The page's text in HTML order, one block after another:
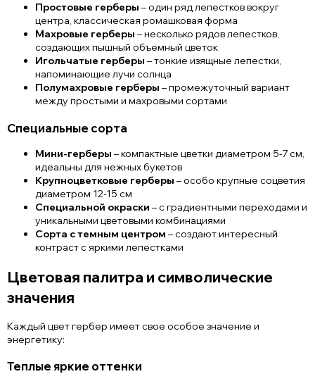
Простовые герберы – один ряд лепестков вокруг
центра, классическая ромашковая форма
Махровые герберы – несколько рядов лепестков,
создающих пышный объемный цветок
Игольчатые герберы – тонкие изящные лепестки,
напоминающие лучи солнца
Полумахровые герберы – промежуточный вариант
между простыми и махровыми сортами
Специальные сорта
Мини-герберы – компактные цветки диаметром 5-7 см,
идеальны для нежных букетов
Крупноцветковые герберы – особо крупные соцветия
диаметром 12-15 см
Специальной окраски – с градиентными переходами и
уникальными цветовыми комбинациями
Сорта с темным центром – создают интересный
контраст с яркими лепестками
Цветовая палитра и символические
значения
Каждый цвет гербер имеет свое особое значение и
энергетику:
Теплые яркие оттенки